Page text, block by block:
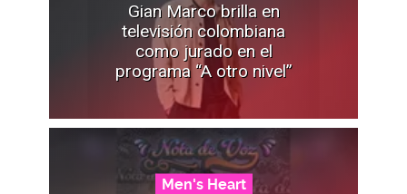
Gian Marco brilla en
televisión colombiana
como jurado en el
programa “A otro nivel”
Men's Heart